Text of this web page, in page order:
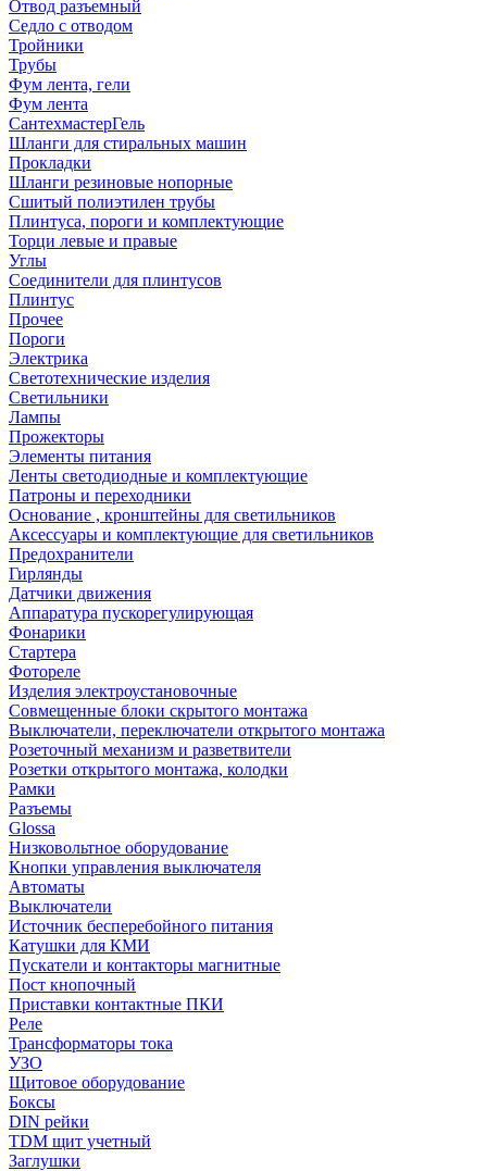
Отвод разъемный
Седло с отводом
Тройники
Трубы
Фум лента, гели
Фум лента
СантехмастерГель
Шланги для стиральных машин
Прокладки
Шланги резиновые нопорные
Сшитый полиэтилен трубы
Плинтуса, пороги и комплектующие
Торци левые и правые
Углы
Соединители для плинтусов
Плинтус
Прочее
Пороги
Электрика
Светотехнические изделия
Светильники
Лампы
Прожекторы
Элементы питания
Ленты светодиодные и комплектующие
Патроны и переходники
Основание , кронштейны для светильников
Аксессуары и комплектующие для светильников
Предохранители
Гирлянды
Датчики движения
Аппаратура пускорегулирующая
Фонарики
Стартера
Фотореле
Изделия электроустановочные
Совмещенные блоки скрытого монтажа
Выключатели, переключатели открытого монтажа
Розеточный механизм и разветвители
Розетки открытого монтажа, колодки
Рамки
Разъемы
Glossa
Низковольтное оборудование
Кнопки управления выключателя
Автоматы
Выключатели
Источник бесперебойного питания
Катушки для КМИ
Пускатели и контакторы магнитные
Пост кнопочный
Приставки контактные ПКИ
Реле
Трансформаторы тока
УЗО
Щитовое оборудование
Боксы
DIN рейки
TDM щит учетный
Заглушки